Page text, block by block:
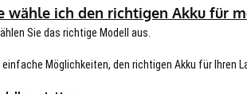
wähle ich den richtigen Akku für
Sie das richtige Modell aus.
einfache Möglichkeiten, den richtigen Akku für Ihren